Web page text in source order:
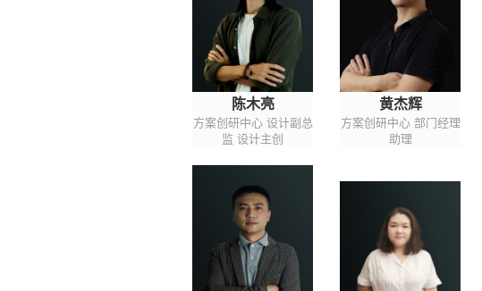
陈木亮
方案创研中心 设计副总
监 设计主创
黄杰辉
方案创研中心 部门经理
助理